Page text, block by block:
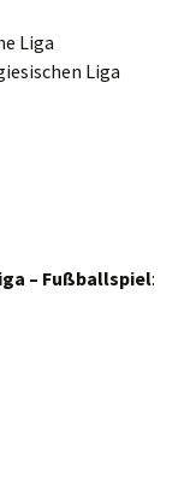
Liga
Liga
– Fußballspiel: